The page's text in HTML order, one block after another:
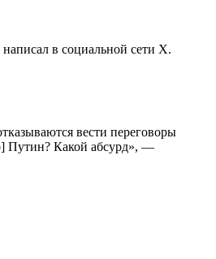
в социальной сети Х.
вести переговоры
Путин? Какой абсурд», —